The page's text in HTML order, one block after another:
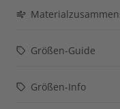
Größen-Guide
Größen-Info